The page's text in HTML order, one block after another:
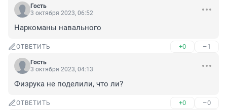
Гость
3 октября 2023, 06:52
Наркоманы навального
ОТВЕТИТЬ +0 –1
Гость
3 октября 2023, 04:13
Физрука не поделили, что ли?
ОТВЕТИТЬ +0 –0